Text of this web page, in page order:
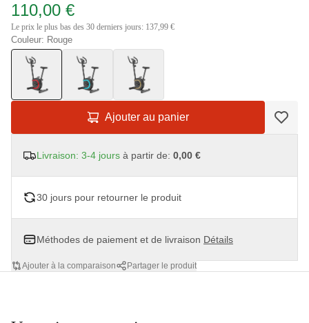
110,00 €
Le prix le plus bas des 30 derniers jours: 137,99 €
Couleur: Rouge
Ajouter au panier
Livraison: 3-4 jours à partir de: 0,00 €
30 jours pour retourner le produit
Méthodes de paiement et de livraison Détails
Ajouter à la comparaison Partager le produit